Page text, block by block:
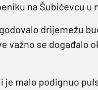
na Šubićevcu
drijemežu
važno se događalo
je malo podignuo